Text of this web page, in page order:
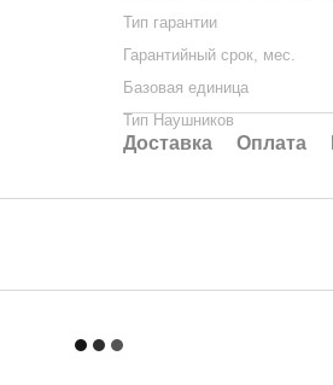
Тип гарантии
Гарантийный срок, мес.
Базовая единица
Тип Наушников
Доставка Оплата